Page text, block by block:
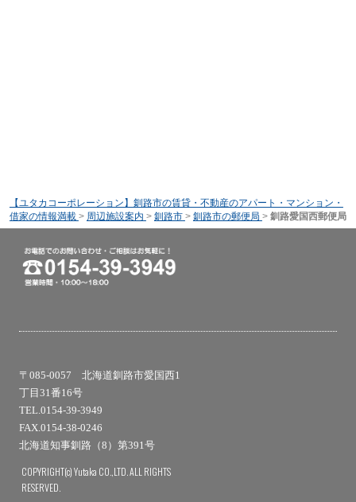
【ユタカコーポレーション】釧路市の賃貸・不動産のアパート・マンション・
借家の情報満載 > 周辺施設案内 > 釧路市 > 釧路市の郵便局 > 釧路愛国西郵便局
〒085-0057 北海道釧路市愛国西1
丁目31番16号
TEL.0154-39-3949
FAX.0154-38-0246
北海道知事釧路（8）第391号
COPYRIGHT(c) Yutaka CO.,LTD. ALL RIGHTS
RESERVED.